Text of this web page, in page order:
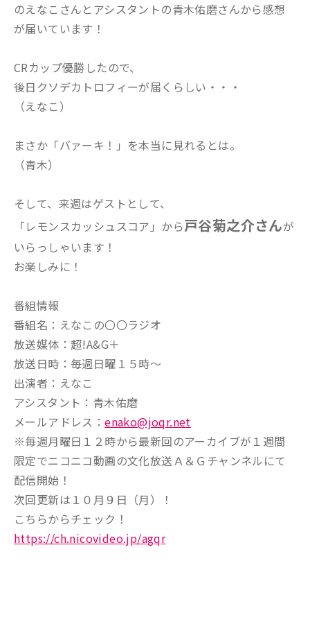
のえなこさんとアシスタントの青木佑磨さんから感想
が届いています！
CRカップ優勝したので、
後日クソデカトロフィーが届くらしい・・・
（えなこ）
まさか「バァーキ！」を本当に見れるとは。
（青木）
そして、来週はゲストとして、
「レモンスカッシュスコア」から戸谷菊之介さんが
いらっしゃいます！
お楽しみに！
番組情報
番組名：えなこの〇〇ラジオ
放送媒体：超!A&G＋
放送日時：毎週日曜１５時～
出演者：えなこ
アシスタント：青木佑磨
メールアドレス：enako@joqr.net
※毎週月曜日１２時から最新回のアーカイブが１週間
限定でニコニコ動画の文化放送Ａ＆Ｇチャンネルにて
配信開始！
次回更新は１０月９日（月）！
こちらからチェック！
https://ch.nicovideo.jp/agqr